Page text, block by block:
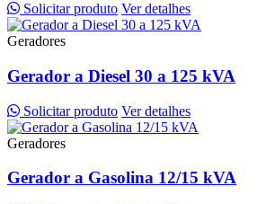
Solicitar produto Ver detalhes
Geradores
Gerador a Diesel 30 a 125 kVA
Solicitar produto Ver detalhes
Geradores
Gerador a Gasolina 12/15 kVA